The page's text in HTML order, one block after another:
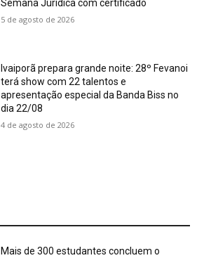
Semana Jurídica com certificado
5 de agosto de 2026
Ivaiporã prepara grande noite: 28º Fevanoi
terá show com 22 talentos e
apresentação especial da Banda Biss no
dia 22/08
4 de agosto de 2026
Mais de 300 estudantes concluem o